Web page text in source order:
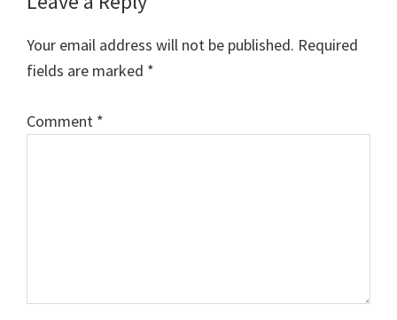
Your email address will not be published. Required
fields are marked *
Comment *